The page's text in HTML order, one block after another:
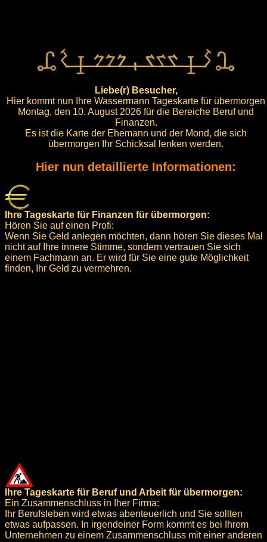
Liebe(r) Besucher,
Hier kommt nun Ihre Wassermann Tageskarte für übermorgen
Montag, den 10. August 2026 für die Bereiche Beruf und
Finanzen.
Es ist die Karte der Ehemann und der Mond, die sich
übermorgen Ihr Schicksal lenken werden.
Hier nun detaillierte Informationen:
Ihre Tageskarte für Finanzen für übermorgen:
Hören Sie auf einen Profi:
Wenn Sie Geld anlegen möchten, dann hören Sie dieses Mal
nicht auf Ihre innere Stimme, sondern vertrauen Sie sich
einem Fachmann an. Er wird für Sie eine gute Möglichkeit
finden, Ihr Geld zu vermehren.
Ihre Tageskarte für Beruf und Arbeit für übermorgen:
Ein Zusammenschluss in Iher Firma:
Ihr Berufsleben wird etwas abenteuerlich und Sie sollten
etwas aufpassen. In irgendeiner Form kommt es bei Ihrem
Unternehmen zu einem Zusammenschluss mit einer anderen